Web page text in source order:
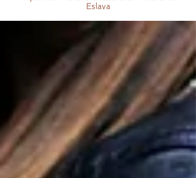
Eslava